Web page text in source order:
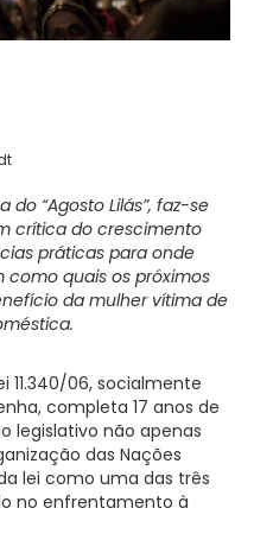
“Agosto Lilás”, faz-se
crítica do crescimento
práticas para onde
como quais os próximos
da mulher vítima de
11.340/06, socialmente
completa 17 anos de
legislativo não apenas
das Nações
lei como uma das três
no enfrentamento à